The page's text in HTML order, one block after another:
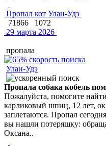
Пропал кот Улан-Удэ
71866
1072
29 марта 2026
пропала
Улан-Удэ
Пропала собака кобель
Пожалуйста, помогите
карликовый шпиц, 12 лет,
заплетаются. Пропал
вы нашли потеряшку:
Оксана..